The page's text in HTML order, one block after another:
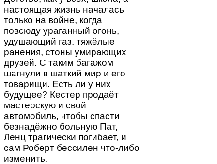
настоящая жизнь началась
только на войне, когда
повсюду ураганный огонь,
удушающий газ, тяжёлые
ранения, стоны умирающих
друзей. С таким багажом
шагнули в шаткий мир и его
товарищи. Есть ли у них
будущее? Кестер продаёт
мастерскую и свой
автомобиль, чтобы спасти
безнадёжно больную Пат,
Ленц трагически погибает, и
сам Роберт бессилен что-либо
изменить.